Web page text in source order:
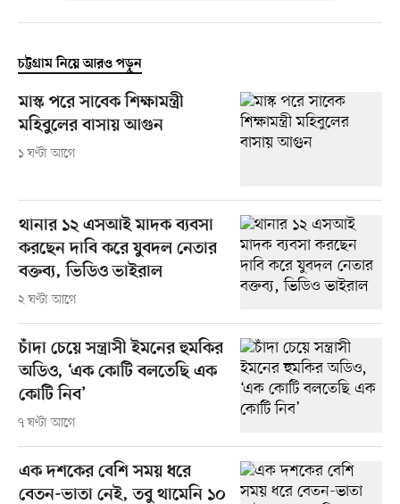
চট্টগ্রাম নিয়ে আরও পড়ুন
মাস্ক পরে সাবেক শিক্ষামন্ত্রী
মহিবুলের বাসায় আগুন
১ ঘণ্টা আগে
থানার ১২ এসআই মাদক ব্যবসা
করছেন দাবি করে যুবদল নেতার
বক্তব্য, ভিডিও ভাইরাল
২ ঘণ্টা আগে
চাঁদা চেয়ে সন্ত্রাসী ইমনের হুমকির
অডিও, ‘এক কোটি বলতেছি এক
কোটি নিব’
৭ ঘণ্টা আগে
এক দশকের বেশি সময় ধরে
বেতন-ভাতা নেই, তবু থামেনি ১০